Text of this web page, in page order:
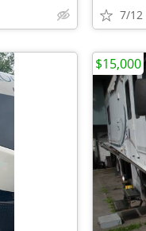
7/12
$15,000